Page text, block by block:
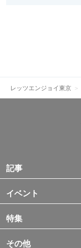
レッツエンジョイ東京
記事
イベント
特集
その他